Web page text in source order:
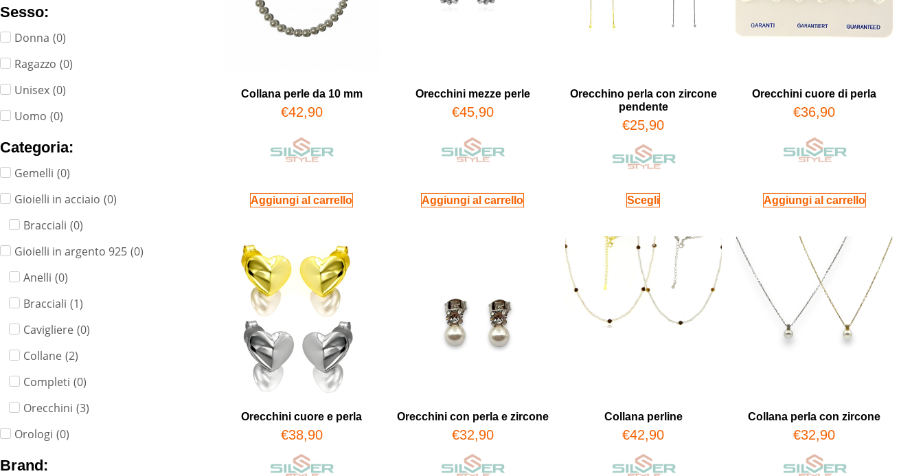
Sesso:
Donna (0)
Ragazzo (0)
Unisex (0)
Uomo (0)
Categoria:
Gemelli (0)
Gioielli in acciaio (0)
Bracciali (0)
Gioielli in argento 925 (0)
Anelli (0)
Bracciali (1)
Cavigliere (0)
Collane (2)
Completi (0)
Orecchini (3)
Orologi (0)
Brand:
Collana perle da 10 mm
€42,90
Aggiungi al carrello
Orecchini mezze perle
€45,90
Aggiungi al carrello
Orecchino perla con zircone
pendente
€25,90
Scegli
Orecchini cuore di perla
€36,90
Aggiungi al carrello
Orecchini cuore e perla
€38,90
Orecchini con perla e zircone
€32,90
Collana perline
€42,90
Collana perla con zircone
€32,90